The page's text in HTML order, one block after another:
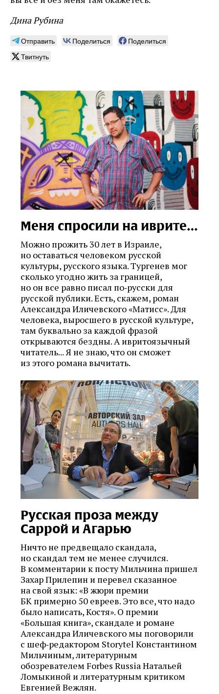
Дина Рубина
Отправить Поделиться
Поделиться
Твитнуть
Меня спросили на иврите…
Можно прожить 30 лет в Израиле,
но оставаться человеком русской
культуры, русского языка. Тургенев мог
сколько угодно жить за границей,
но он все равно писал по‑русски для
русской публики. Есть, скажем, роман
Александра Иличевского «Матисс». Для
человека, выросшего в русской культуре,
там буквально за каждой фразой
открываются бездны. А ивритоязычный
читатель... Я не знаю, что он сможет
из этого романа вычитать.
Русская проза между
Саррой и Агарью
Ничто не предвещало скандала,
но скандал тем не менее случился.
В комментарии к посту Мильчина пришел
Захар Прилепин и перевел сказанное
на свой язык: «В жюри премии
БК примерно 50 евреев. Это все, что надо
было написать, Костя». О премии
«Большая книга», скандале и романе
Александра Иличевского мы поговорили
с шеф‑редактором Storytel Константином
Мильчиным, литературным
обозревателем Forbes Russia Натальей
Ломыкиной и литературным критиком
Евгенией Вежлян.